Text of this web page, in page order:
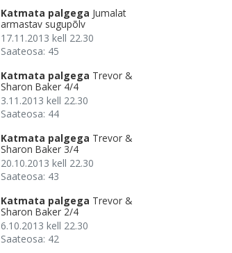
Katmata palgega Jumalat
armastav sugupõlv
17.11.2013 kell 22.30
Saateosa: 45
Katmata palgega Trevor &
Sharon Baker 4/4
3.11.2013 kell 22.30
Saateosa: 44
Katmata palgega Trevor &
Sharon Baker 3/4
20.10.2013 kell 22.30
Saateosa: 43
Katmata palgega Trevor &
Sharon Baker 2/4
6.10.2013 kell 22.30
Saateosa: 42